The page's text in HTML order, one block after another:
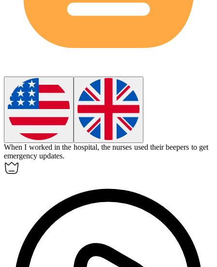
When I worked in the hospital, the nurses used theirbeepers to get
emergency updates.